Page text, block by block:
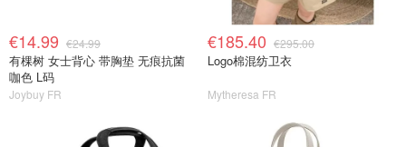
€14.99 €24.99
有棵树 女士背心 带胸垫 无痕抗菌
咖色 L码
Joybuy FR
€185.40 €295.00
Logo棉混纺卫衣
Mytheresa FR